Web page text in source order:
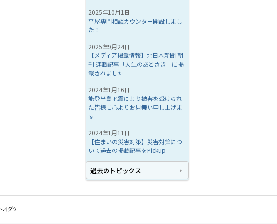
2025年10月1日
平屋専門相談カウンター開設しまし
た！
2025年9月24日
【メディア掲載情報】北日本新聞 朝
刊 連載記事「人生のあとさき」に掲
載されました
2024年1月16日
能登半島地震により被害を受けられ
た皆様に心よりお見舞い申し上げま
す
2024年1月11日
【住まいの災害対策】災害対策につ
いて過去の掲載記事をPickup
過去のトピックス